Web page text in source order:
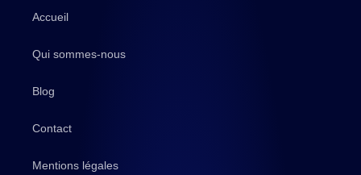
Accueil
Qui sommes-nous
Blog
Contact
Mentions légales